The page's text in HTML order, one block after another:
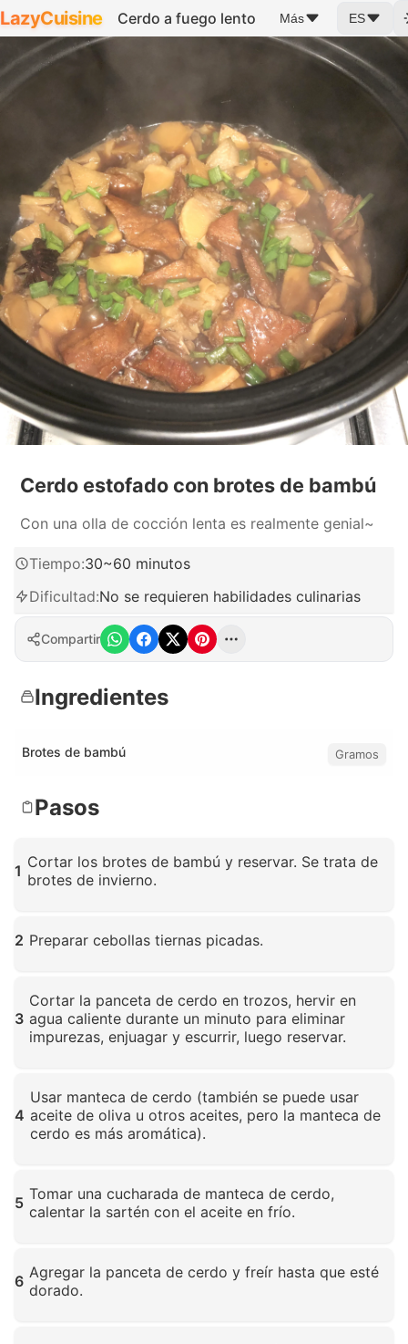
LazyCuisine Cerdo a fuego lento Más ES
Cerdo estofado con brotes de bambú
Con una olla de cocción lenta es realmente genial~
Tiempo:30~60 minutos
Dificultad:No se requieren habilidades culinarias
Compartir
Ingredientes
Brotes de bambú Gramos
Pasos
1 Cortar los brotes de bambú y reservar. Se trata de
brotes de invierno.
2 Preparar cebollas tiernas picadas.
3
Cortar la panceta de cerdo en trozos, hervir en
agua caliente durante un minuto para eliminar
impurezas, enjuagar y escurrir, luego reservar.
4
Usar manteca de cerdo (también se puede usar
aceite de oliva u otros aceites, pero la manteca de
cerdo es más aromática).
5 Tomar una cucharada de manteca de cerdo,
calentar la sartén con el aceite en frío.
6 Agregar la panceta de cerdo y freír hasta que esté
dorado.